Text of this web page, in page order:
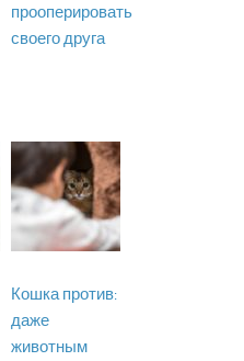
прооперировать
своего друга
Кошка против:
даже
животным